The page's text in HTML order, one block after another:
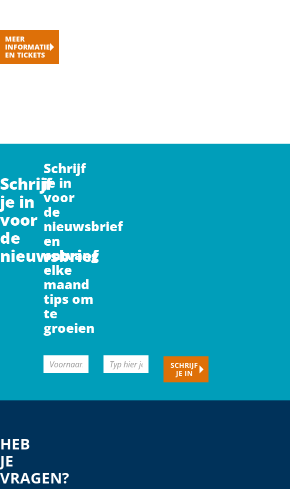
MEER
INFORMATIE
EN TICKETS
Schrijf
je in
voor
de
nieuwsbrief
Schrijf
je in
voor
de
nieuwsbrief
en
ontvang
elke
maand
tips om
te
groeien
CAPTCHA
VoornaamTyp
je
SCHRIJF
JE IN
HEB
JE
VRAGEN?